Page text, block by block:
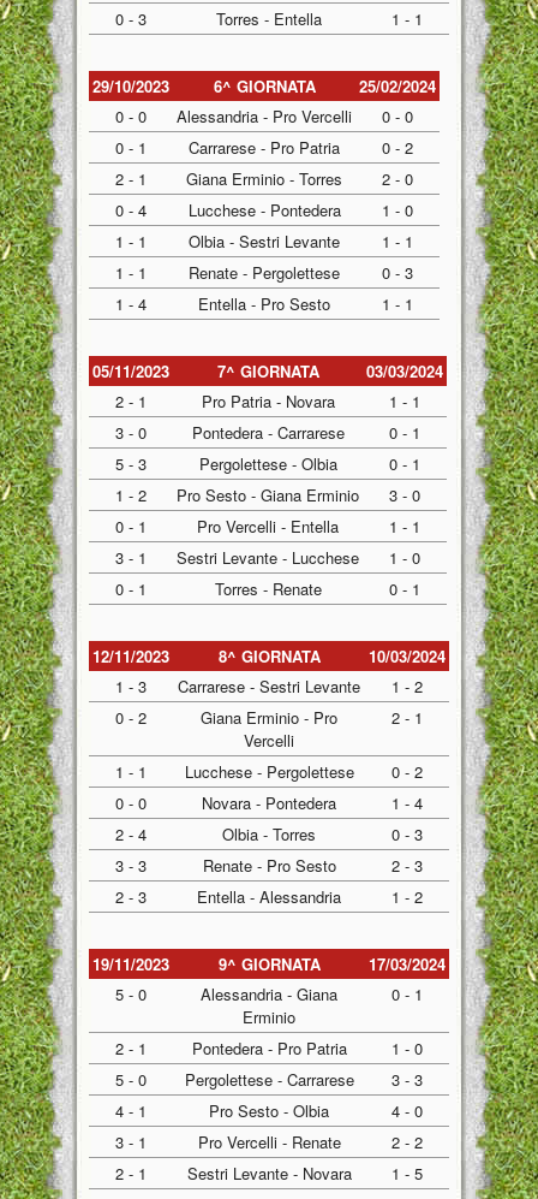
0 - 3
Torres - Entella 1 - 1
29/10/2023 6^ GIORNATA
25/02/2024
0 - 0
Alessandria - Pro Vercelli
0 - 0
0 - 1
Carrarese - Pro Patria
0 - 2
2 - 1
Giana Erminio - Torres
2 - 0
0 - 4
Lucchese - Pontedera
1 - 0
1 - 1
Olbia - Sestri Levante
1 - 1
1 - 1
Renate - Pergolettese
0 - 3
1 - 4
Entella - Pro Sesto 1 - 1
05/11/2023 7^ GIORNATA
03/03/2024
2 - 1
Pro Patria - Novara
1 - 1
3 - 0
Pontedera - Carrarese
0 - 1
5 - 3
Pergolettese - Olbia
0 - 1
1 - 2
Pro Sesto - Giana Erminio
3 - 0
0 - 1
Pro Vercelli - Entella
1 - 1
3 - 1
Sestri Levante - Lucchese
1 - 0
0 - 1
Torres - Renate 0 - 1
12/11/2023 8^ GIORNATA
10/03/2024
1 - 3
Carrarese - Sestri Levante
1 - 2
0 - 2
Giana Erminio - Pro
Vercelli
2 - 1
1 - 1 Lucchese - Pergolettese
0 - 2
0 - 0
Novara - Pontedera
1 - 4
2 - 4
Olbia - Torres
0 - 3
3 - 3
Renate - Pro Sesto
2 - 3
2 - 3
Entella - Alessandria 1 - 2
19/11/2023 9^ GIORNATA
17/03/2024
5 - 0
Alessandria - Giana
Erminio
0 - 1
2 - 1 Pontedera - Pro Patria
1 - 0
5 - 0
Pergolettese - Carrarese
3 - 3
4 - 1
Pro Sesto - Olbia
4 - 0
3 - 1
Pro Vercelli - Renate
2 - 2
2 - 1
Sestri Levante - Novara
1 - 5